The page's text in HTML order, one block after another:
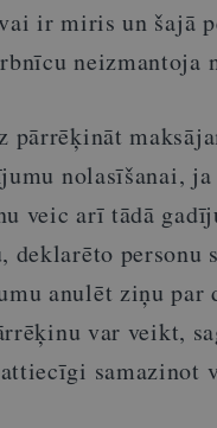
ir miris un šajā
neizmantoja
nolasīšanai, ja
veic arī tādā
deklarēto
anulēt ziņu par
var veikt,
samazinot